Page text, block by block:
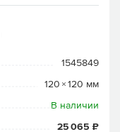
1545849
120 × 120 мм
В наличии
25 065 ₽